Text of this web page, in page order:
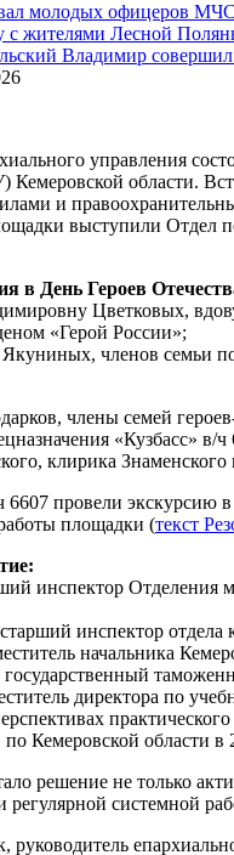
управления
области.
и
выступили Отдел
в День Героев
Цветковых, вдову
«Герой России»;
членов семьи
члены семей
«Кузбасс» в/
клирика Знаменского
провели экскурсию
площадки (текст
инспектор Отделения
инспектор отдела
начальника
директора по
Кемеровской области в
решение не только
регулярной системной